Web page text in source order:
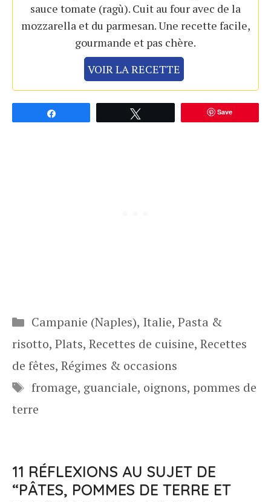
sauce tomate (ragù). Cuit au four avec de la
mozzarella et du parmesan. Une recette facile,
gourmande et pas chère.
VOIR LA RECETTE
Save
Catégories
Campanie (Naples), Italie, Pasta &
risotto, Plats, Recettes de cuisine, Recettes
de fêtes, Régimes & occasions
Étiquettes
fromage, guanciale, oignons, pommes de
terre
11 RÉFLEXIONS AU SUJET DE
“PÂTES, POMMES DE TERRE ET